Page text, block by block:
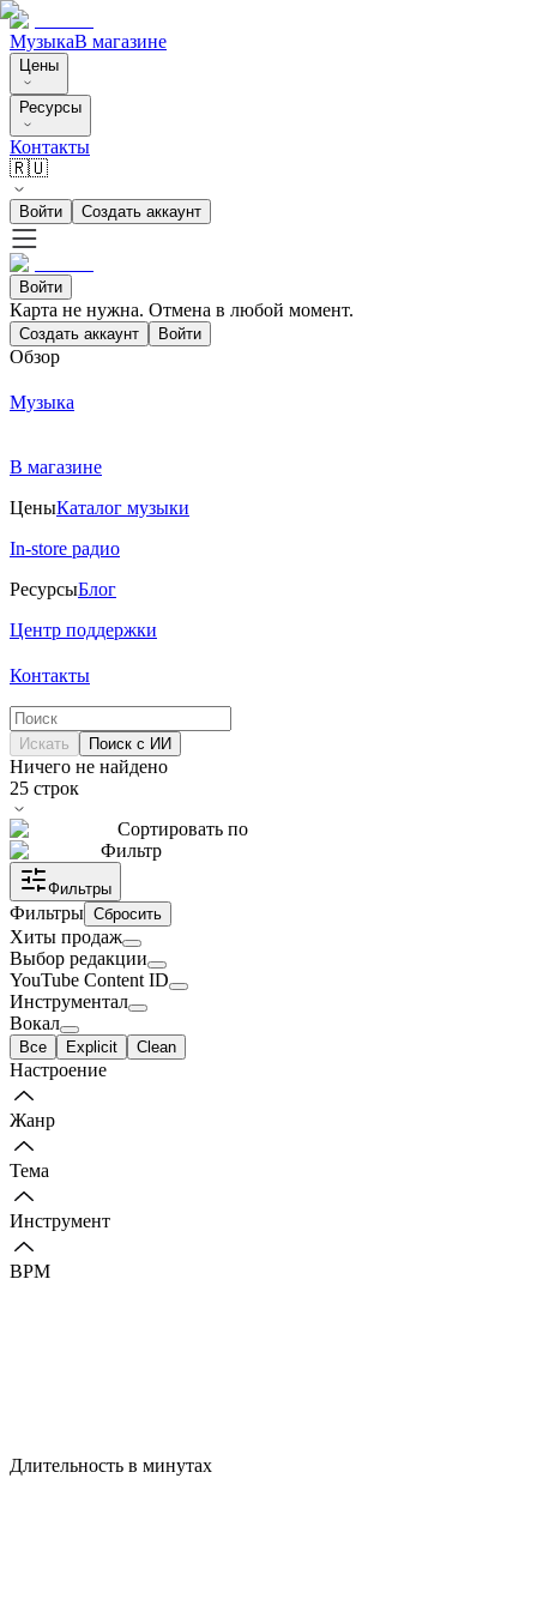
МузыкаВ магазине
Цены
Ресурсы
Контакты
🇷🇺
Войти Создать аккаунт
Войти
Карта не нужна. Отмена в любой момент.
Создать аккаунт Войти
Обзор
Музыка
В магазине
ЦеныКаталог музыки
In-store радио
РесурсыБлог
Центр поддержки
Контакты
Искать Поиск с ИИ
Ничего не найдено
25 строк
Сортировать по
Фильтр
Фильтры
Фильтры Сбросить
Хиты продаж
Выбор редакции
YouTube Content ID
Инструментал
Вокал
Все Explicit Clean
Настроение
Жанр
Тема
Инструмент
BPM
Длительность в минутах